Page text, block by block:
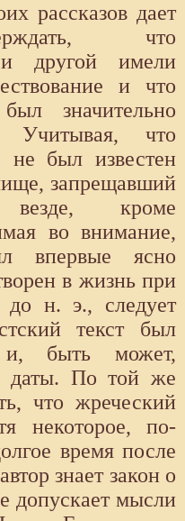
рассказов дает
что
и другой имели
и что
значительно
Учитывая, что
не был известен
запрещавший
везде, кроме
во внимание,
впервые ясно
в жизнь при
н. э., следует
текст был
и, быть может,
даты. По той же
что жреческий
некоторое, по-
время после
знает закон о
допускает мысли